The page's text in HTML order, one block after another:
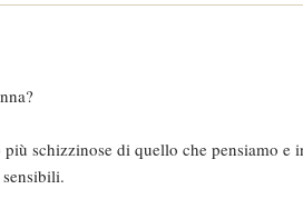
schizzinose di quello che pensiamo